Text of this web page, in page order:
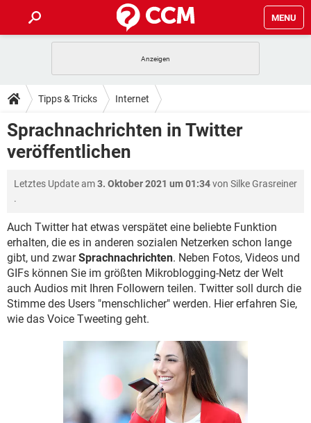
MENU
ANDROID
WINDOWS 10 INSTAGRAM
WHATSAPP
TIPPS & TRICKS
SPIELE
ANDROID IOS
WHATSAPP TIKTOK
DOWNLOADS
SPIELE
WHATSAPP TIKTOK
FACEBOOK HARDWARE
FORUM
SPIELE STREAMING
WINDOWS 10 INSTAGRAM
WHATSAPP TIKTOK
HARDWARE
SPIELE STREAMING
ANDROID IOS
WINDOWS 10 INSTAGRAM
WHATSAPP TIKTOK
FACEBOOK
Tipps & Tricks Internet
Sprachnachrichten in Twitter
veröffentlichen
Letztes Update am3. Oktober 2021 um 01:34von Silke Grasreiner
.
Auch Twitter hat etwas verspätet eine beliebte Funktion
erhalten, die es in anderen sozialen Netzerken schon lange
gibt, und zwarSprachnachrichten. Neben Fotos, Videos und
GIFs können Sie im größten Mikroblogging-Netz der Welt
auch Audios mit Ihren Followern teilen. Twitter soll durch die
Stimme des Users "menschlicher" werden. Hier erfahren Sie,
wie das Voice Tweeting geht.